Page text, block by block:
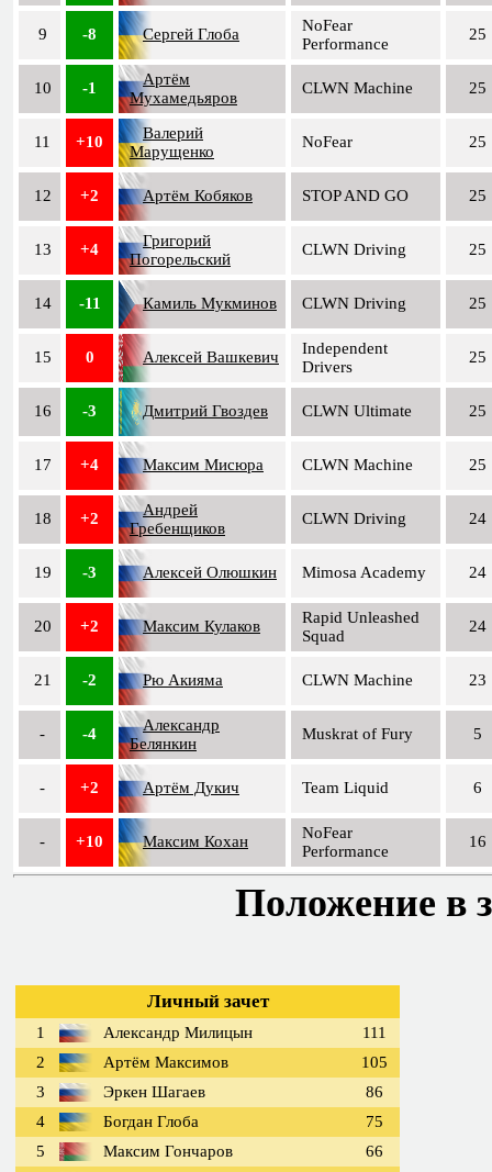
9 -8 Сергей Глоба
NoFear
Performance
25
10 -1
Артём
Мухамедьяров
CLWN Machine 25
11 +10
Валерий
Марущенко
NoFear 25
12 +2 Артём Кобяков STOP AND GO 25
13 +4
Григорий
Погорельский
CLWN Driving 25
14 -11 Камиль Мукминов CLWN Driving 25
15 0 Алексей Вашкевич
Independent
Drivers
25
16 -3 Дмитрий Гвоздев CLWN Ultimate 25
17 +4 Максим Мисюра CLWN Machine 25
18 +2
Андрей
Гребенщиков
CLWN Driving 24
19 -3 Алексей Олюшкин Mimosa Academy 24
20 +2 Максим Кулаков
Rapid Unleashed
Squad
24
21 -2 Рю Акияма CLWN Machine 23
- -4
Александр
Белянкин
Muskrat of Fury 5
- +2 Артём Дукич Team Liquid 6
- +10 Максим Кохан
NoFear
Performance
16
Положение в
Личный зачет
1 Александр Милицын
111
2
Артём Максимов
105
3
Эркен Шагаев
86
4
Богдан Глоба
75
5
Максим Гончаров
66